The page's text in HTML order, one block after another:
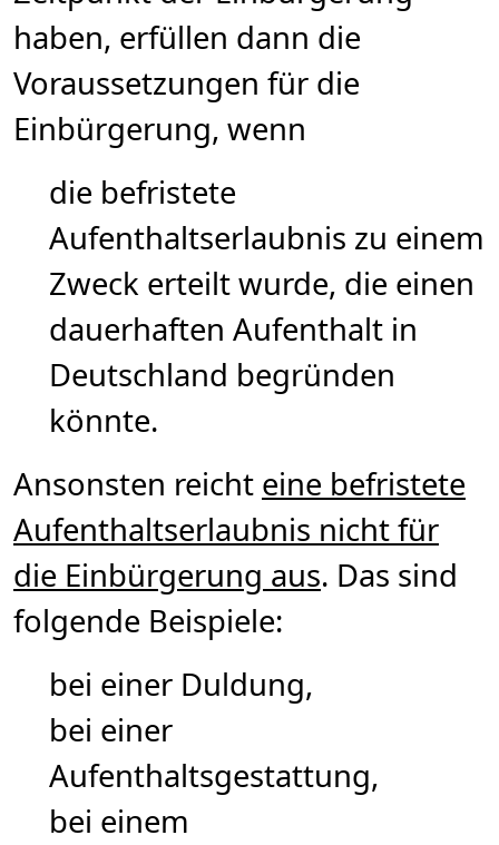
haben, erfüllen dann die
Voraussetzungen für die
Einbürgerung, wenn
die befristete
Aufenthaltserlaubnis zu einem
Zweck erteilt wurde, die einen
dauerhaften Aufenthalt in
Deutschland begründen
könnte.
Ansonsten reicht eine befristete
Aufenthaltserlaubnis nicht für
die Einbürgerung aus. Das sind
folgende Beispiele:
bei einer Duldung,
bei einer
Aufenthaltsgestattung,
bei einem